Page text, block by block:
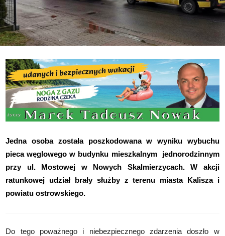
Jedna osoba została poszkodowana w wyniku wybuchu
pieca węglowego w budynku mieszkalnym jednorodzinnym
przy ul. Mostowej w Nowych Skalmierzycach. W akcji
ratunkowej udział brały służby z terenu miasta Kalisza i
powiatu ostrowskiego.
Do tego poważnego i niebezpiecznego zdarzenia doszło w